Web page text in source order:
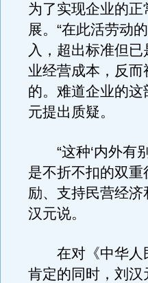
为了实现企业的
展。“在此活劳动
入，超出标准但
业经营成本，反
的。难道企业的
元提出质疑。
“这种‘内外有别
是不折不扣的双
励、支持民营经
汉元说。
在对《中华人
肯定的同时，刘